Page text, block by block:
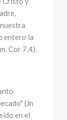
entero la
Cor 7,4).
(Jn
en el